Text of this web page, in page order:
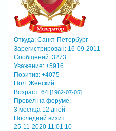
Откуда:Санкт-Петербург
Зарегистрирован: 16-09-2011
Сообщений:3273
Уважение: +5916
Позитив: +4075
Пол:Женский
Возраст:64 [1962-07-05]
Провел на форуме:
3 месяца 12 дней
Последний визит:
25-11-2020 11:01:10